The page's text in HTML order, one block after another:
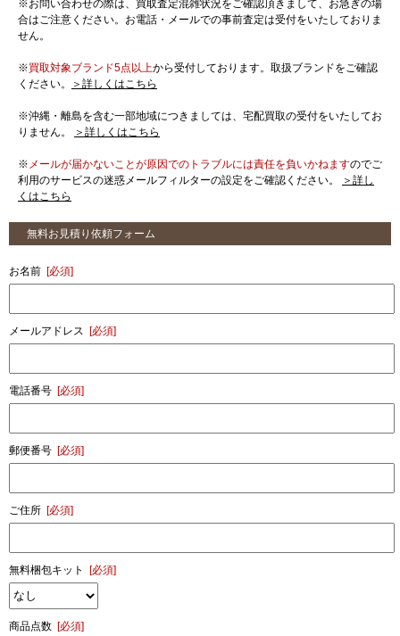
※お問い合わせの際は、買取査定混雑状況をご確認頂きまして、お急ぎの場
合はご注意ください。お電話・メールでの事前査定は受付をいたしておりま
せん。
※買取対象ブランド5点以上から受付しております。取扱ブランドをご確認
ください。
＞詳しくはこちら
※沖縄・離島を含む一部地域につきましては、宅配買取の受付をいたしてお
りません。
＞詳しくはこちら
※ メールが届かないことが原因でのトラブルには責任を負いかねますのでご
利用のサービスの迷惑メールフィルターの設定をご確認ください。
＞詳し
くはこちら
無料お見積り依頼フォーム
お名前 [必須]
メールアドレス [必須]
電話番号 [必須]
郵便番号 [必須]
ご住所 [必須]
無料梱包キット [必須]
商品点数 [必須]